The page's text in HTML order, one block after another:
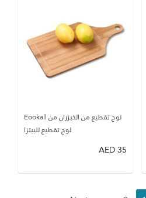
لوح تقطيع من الخيزران من Eookall
لوح تقطيع للبيتزا
35
AED